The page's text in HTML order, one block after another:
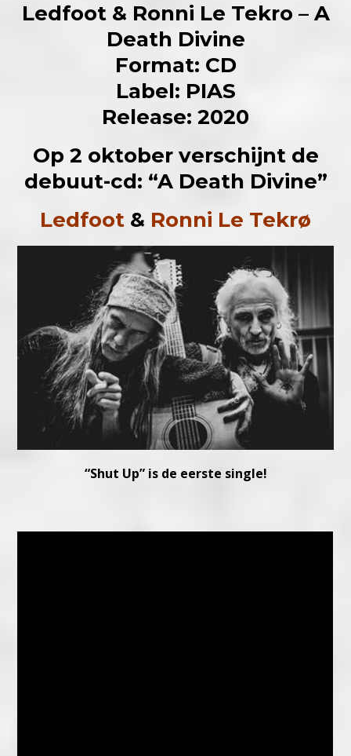
Ledfoot & Ronni Le Tekro – A
Death Divine
Format: CD
Label: PIAS
Release: 2020
Op 2 oktober verschijnt de
debuut-cd: “A Death Divine”
Ledfoot & Ronni Le Tekrø
“Shut Up” is de eerste single!